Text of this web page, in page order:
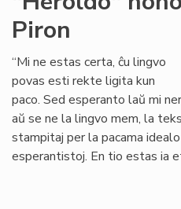
Piron
“Mi ne estas certa, ĉu lingvo
povas esti rekte ligita kun
paco. Sed esperanto laŭ mi
aŭ se ne la lingvo mem, la
stampitaj per la pacama
esperantistoj. En tio estas ia